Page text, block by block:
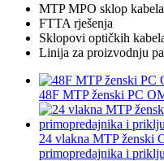
MTP MPO sklop kabela
FTTA rješenja
Sklopovi optičkih
Linija za proizvodnju
48F MTP ženski PC
24 vlakna MTP ženski
primopredajnika i